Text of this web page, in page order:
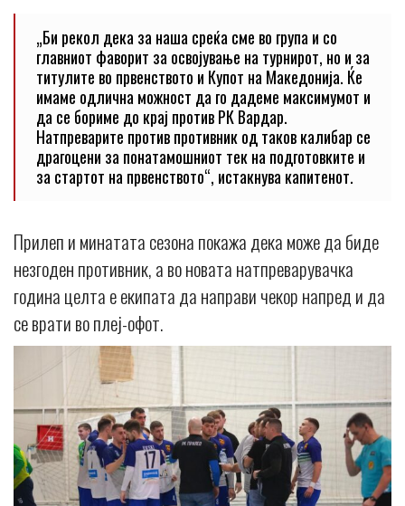
„Би рекол дека за наша среќа сме во група и со
главниот фаворит за освојување на турнирот, но и за
титулите во првенството и Купот на Македонија. Ќе
имаме одлична можност да го дадеме максимумот и
да се бориме до крај против РК Вардар.
Натпреварите против противник од таков калибар се
драгоцени за понатамошниот тек на подготовките и
за стартот на првенството“, истакнува капитенот.
Прилеп и минатата сезона покажа дека може да биде
незгоден противник, а во новата натпреварувачка
година целта е екипата да направи чекор напред и да
се врати во плеј-офот.